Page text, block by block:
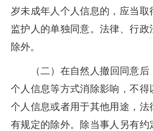
岁未成年人个人信息的，应当
监护人的单独同意。法律、行
除外。
（二）在自然人撤回同意
个人信息等方式消除影响，不
个人信息或者用于其他用途，法
有规定的除外。除当事人另有约